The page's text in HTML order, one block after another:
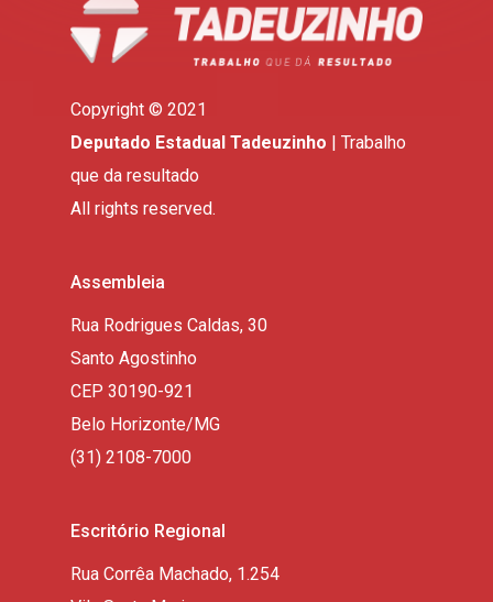
Copyright © 2021
Deputado Estadual Tadeuzinho | Trabalho
que da resultado
All rights reserved.
Assembleia
Rua Rodrigues Caldas, 30
Santo Agostinho
CEP 30190-921
Belo Horizonte/MG
(31) 2108-7000
Escritório Regional
Rua Corrêa Machado, 1.254